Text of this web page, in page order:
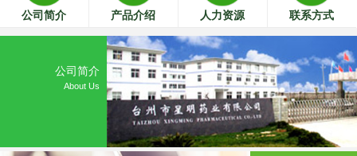
公司简介 产品介绍 人力资源 联系方式
公司简介
About Us